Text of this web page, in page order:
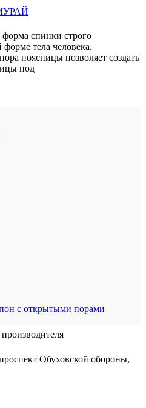
спинки строго
форме тела человека.
поясницы позволяет создать
под
с открытыми порами
Обуховской обороны,